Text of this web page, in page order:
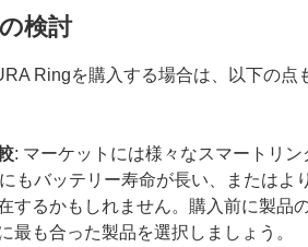
検討
Ringを購入する場合は、以下の点
: マーケットには様々なスマートリ
もバッテリー寿命が長い、またはよ
するかもしれません。購入前に製品
最も合った製品を選択しましょう。